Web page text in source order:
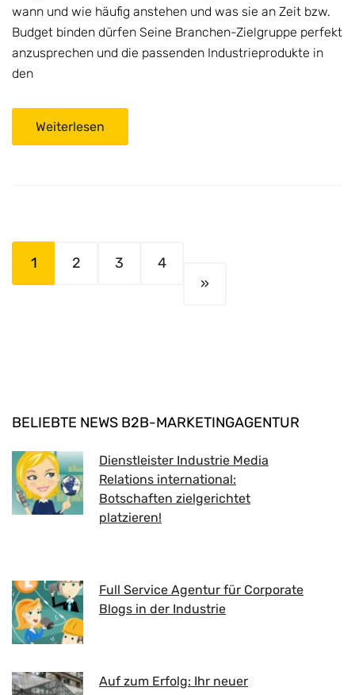
wann und wie häufig anstehen und was sie an Zeit bzw.
Budget binden dürfen Seine Branchen-Zielgruppe perfekt
anzusprechen und die passenden Industrieprodukte in
den
Weiterlesen
1 2 3
4
»
BELIEBTE NEWS B2B-MARKETINGAGENTUR
Dienstleister Industrie Media
Relations international:
Botschaften zielgerichtet
platzieren!
Full Service Agentur für Corporate
Blogs in der Industrie
Auf zum Erfolg: Ihr neuer